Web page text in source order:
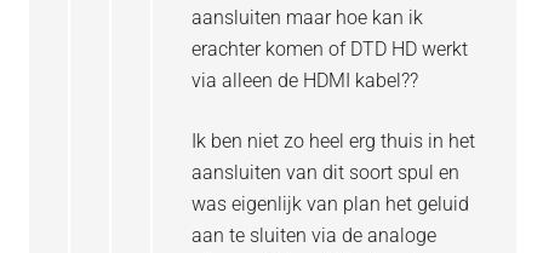
aansluiten maar hoe kan ik
erachter komen of DTD HD werkt
via alleen de HDMI kabel??
Ik ben niet zo heel erg thuis in het
aansluiten van dit soort spul en
was eigenlijk van plan het geluid
aan te sluiten via de analoge